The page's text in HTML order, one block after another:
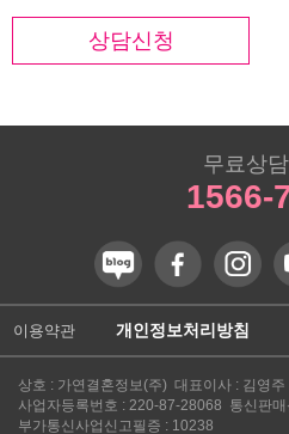
상담신청
무료상
1566-
이용약관 개인정보처리방침
상호 : 가연결혼정보(주) 대표이사 : 김영주
사업자등록번호 : 220-87-28068 통신판
부가통신사업신고필증 : 10238